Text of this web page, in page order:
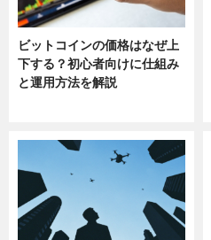
ビットコインの価格はなぜ上
下する？初心者向けに仕組み
と運用方法を解説